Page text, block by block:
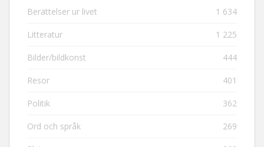
Berättelser ur livet 1 634
Litteratur 1 225
Bilder/bildkonst 444
Resor 401
Politik 362
Ord och språk 269